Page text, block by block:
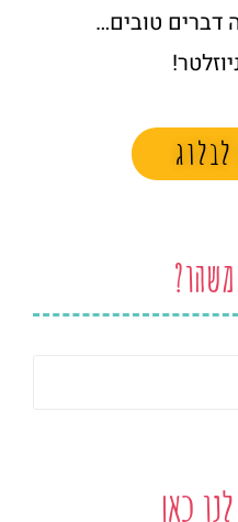
דברים טובים…
כאן